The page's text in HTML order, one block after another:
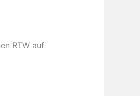
RTW auf